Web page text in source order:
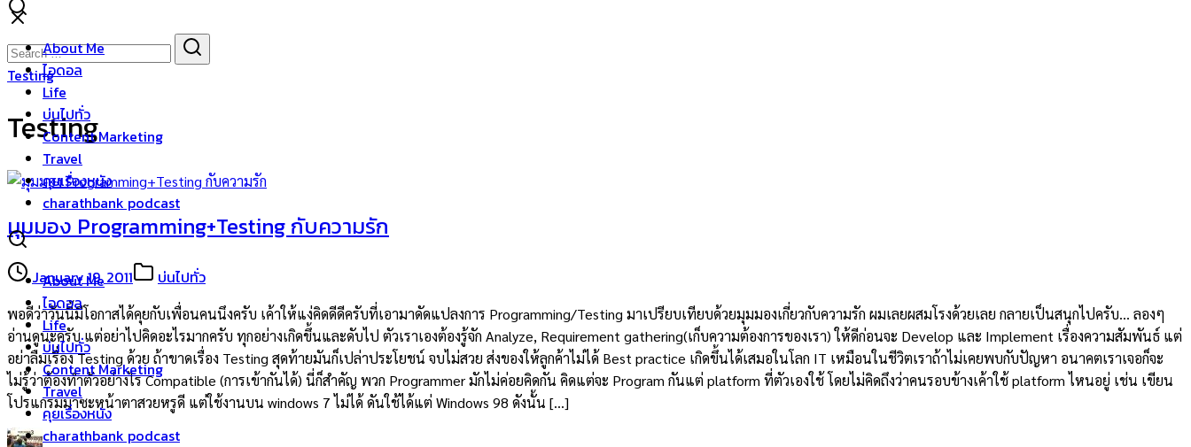
Skip
content
About Me
ไอดอล
Life
บ่นไปทั่ว
Content Marketing
Travel
คุยเรื่องหนัง
charathbank podcast
About Me
ไอดอล
Life
บ่นไปทั่ว
Content Marketing
Travel
คุยเรื่องหนัง
charathbank podcast
Search
for:
Testing
Testing
มุมมอง Programming+Testing กับความรัก
January 19, 2011 บ่นไปทั่ว
พอดีว่าวันนี้มีโอกาสได้คุยกับเพื่อนคนนึงครับ เค้าให้แง่คิดดีดีครับที่เอามาดัดแปลงการ Programming/Testing มาเปรียบเทียบด้วยมุมมองเกี่ยวกับความรัก ผมเลยผสมโรงด้วยเลย กลายเป็นสนุกไปครับ… ลองๆ
อ่านดูนะครับ แต่อย่าไปคิดอะไรมากครับ ทุกอย่างเกิดขึ้นและดับไป ตัวเราเองต้องรู้จัก Analyze, Requirement gathering(เก็บความต้องการของเรา) ให้ดีก่อนจะ Develop และ Implement เรื่องความสัมพันธ์ แต่
อย่าลืมเรื่อง Testing ด้วย ถ้าขาดเรื่อง Testing สุดท้ายมันก็เปล่าประโยชน์ จบไม่สวย ส่งของให้ลูกค้าไม่ได้ Best practice เกิดขึ้นได้เสมอในโลก IT เหมือนในชีวิตเราถ้าไม่เคยพบกับปัญหา อนาคตเราเจอก็จะ
ไม่รู้ว่าต้องทำตัวอย่างไร Compatible (การเข้ากันได้) นี่ก็สำคัญ พวก Programmer มักไม่ค่อยคิดกัน คิดแต่จะ Program กันแต่ platform ที่ตัวเองใช้ โดยไม่คิดถึงว่าคนรอบข้างเค้าใช้ platform ไหนอยู่ เช่น เขียน
โปรแกรมมาซะหน้าตาสวยหรูดี แต่ใช้งานบน windows 7 ไม่ได้ ดันใช้ได้แต่ Windows 98 ดังนั้น […]